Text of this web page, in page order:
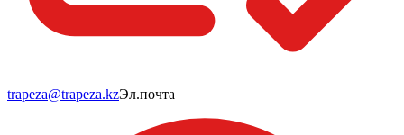
trapeza@trapeza.kzЭл.почта